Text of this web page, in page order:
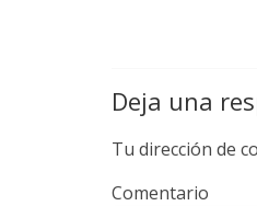
Deja una
Tu dirección de
Comentario